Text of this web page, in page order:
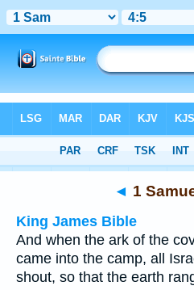
> 1 Samuel 4:5
◄ 1
King James Bible
And when the ark of the
came into the camp, all
shout, so that the earth